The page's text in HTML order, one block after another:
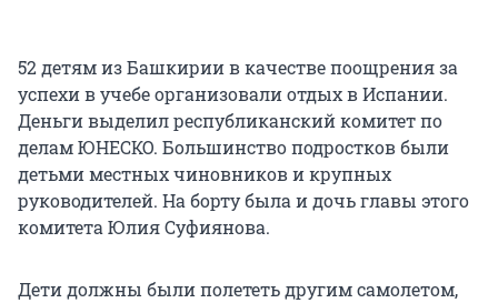
52 детям из Башкирии в качестве поощрения за
успехи в учебе организовали отдых в Испании.
Деньги выделил республиканский комитет по
делам ЮНЕСКО. Большинство подростков были
детьми местных чиновников и крупных
руководителей. На борту была и дочь главы этого
комитета Юлия Суфиянова.
Дети должны были полететь другим самолетом,